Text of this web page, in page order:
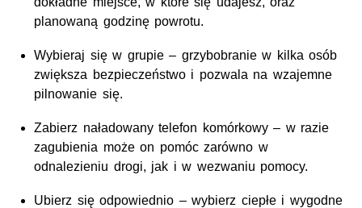
planowaną godzinę powrotu.
Wybieraj się w grupie – grzybobranie w kilka osób
zwiększa bezpieczeństwo i pozwala na wzajemne
pilnowanie się.
Zabierz naładowany telefon komórkowy – w razie
zagubienia może on pomóc zarówno w
odnalezieniu drogi, jak i w wezwaniu pomocy.
Ubierz się odpowiednio – wybierz ciepłe i wygodne